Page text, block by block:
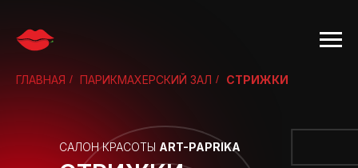
ГЛАВНАЯ / ПАРИКМАХЕРСКИЙ ЗАЛ / СТРИЖКИ
САЛОН КРАСОТЫ ART-PAPRIKA